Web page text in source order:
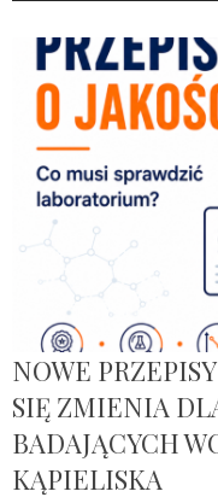
NOWE
SIĘ ZMIENIA
BADAJĄCYCH
KĄPIELISKA